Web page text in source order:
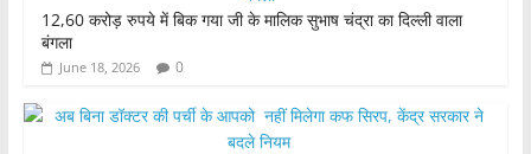
12,60 करोड़ रुपये में बिक गया जी के मालिक सुभाष चंद्रा का दिल्ली वाला
बंगला
June 18, 2026 0